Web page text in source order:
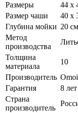
Размеры
44 x
Размер чаши
40 x
Глубина мойки 20 см
Метод
производства
Толщина
материала
10
Производитель
Гарантия
8 лет
Страна
производитель